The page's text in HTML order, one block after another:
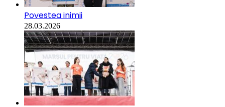
Povestea inimii
28.03.2026